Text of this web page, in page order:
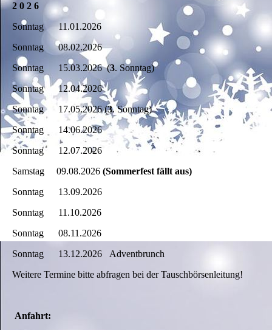
2 0 2 6
Sonntag 11.01.2026
Sonntag 08.02.2026
Sonntag 15.03.2026 (3. Sonntag)
Sonntag 12.04.2026
Sonntag 17.05.2026 (3. Sonntag)
Sonntag 14.06.2026
Sonntag 12.07.2026
Samstag 09.08.2026 (Sommerfest fällt aus)
Sonntag 13.09.2026
Sonntag 11.10.2026
Sonntag 08.11.2026
Sonntag 13.12.2026 Adventbrunch
Weitere Termine bitte abfragen bei der Tauschbörsenleitung!
Anfahrt: